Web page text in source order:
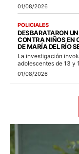
01/08/2026
POLICIALES
DESBARATARON
CONTRA NIÑOS EN
DE MARÍA DEL RÍO
La investigación
adolescentes de 13 y
01/08/2026